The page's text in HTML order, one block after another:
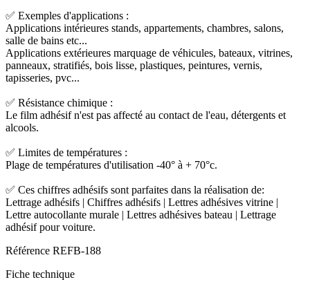
✅ Exemples d'applications :
Applications intérieures stands, appartements, chambres, salons,
salle de bains etc...
Applications extérieures marquage de véhicules, bateaux, vitrines,
panneaux, stratifiés, bois lisse, plastiques, peintures, vernis,
tapisseries, pvc...
✅ Résistance chimique :
Le film adhésif n'est pas affecté au contact de l'eau, détergents et
alcools.
✅ Limites de températures :
Plage de températures d'utilisation -40° à + 70°c.
✅ Ces chiffres adhésifs sont parfaites dans la réalisation de:
Lettrage adhésifs | Chiffres adhésifs | Lettres adhésives vitrine |
Lettre autocollante murale | Lettres adhésives bateau | Lettrage
adhésif pour voiture.
Référence REFB-188
Fiche technique